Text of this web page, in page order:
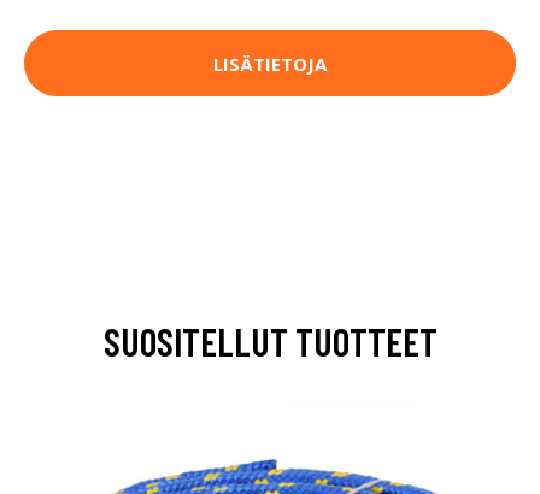
LISÄTIETOJA
SUOSITELLUT TUOTTEET